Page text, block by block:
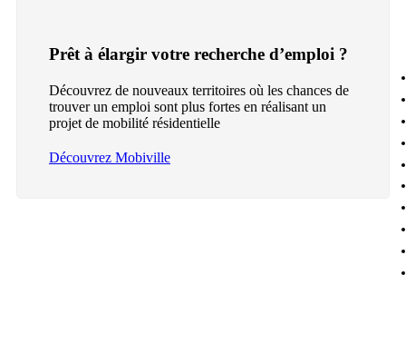
Prêt à élargir votre recherche d’emploi ?
Découvrez de nouveaux territoires où les chances de
trouver un emploi sont plus fortes en réalisant un
projet de mobilité résidentielle
Découvrez Mobiville